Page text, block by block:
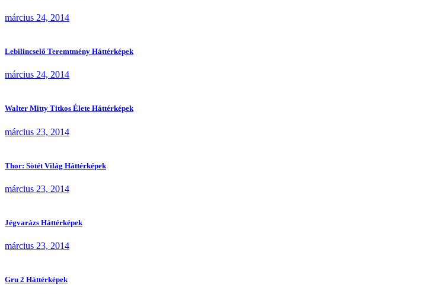
március 24, 2014
Lebilincselő Teremtmény Háttérképek
március 24, 2014
Walter Mitty Titkos Élete Háttérképek
március 23, 2014
Thor: Sötét Világ Háttérképek
március 23, 2014
Jégvarázs Háttérképek
március 23, 2014
Gru 2 Háttérképek